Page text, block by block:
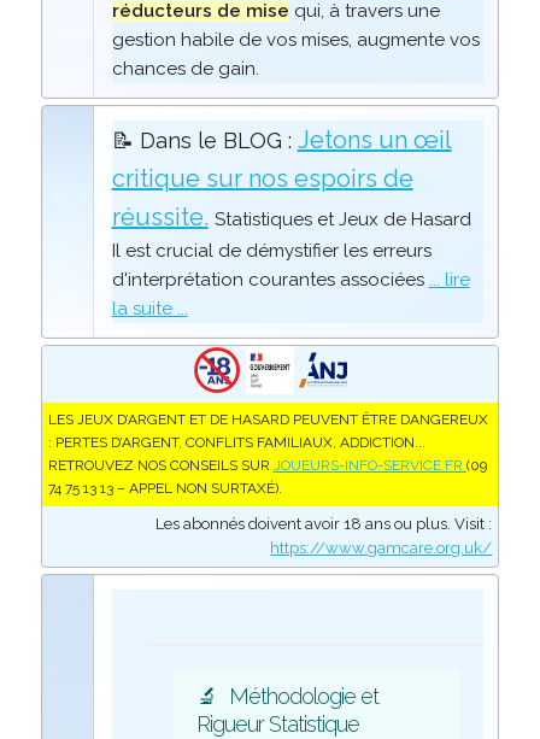
réducteurs de mise qui, à travers une
gestion habile de vos mises, augmente vos
chances de gain.
📝 Dans le BLOG : Jetons un œil
critique sur nos espoirs de
réussite. Statistiques et Jeux de Hasard
Il est crucial de démystifier les erreurs
d'interprétation courantes associées ... lire
la suite ...
LES JEUX D’ARGENT ET DE HASARD PEUVENT ÊTRE DANGEREUX
: PERTES D’ARGENT, CONFLITS FAMILIAUX, ADDICTION...
RETROUVEZ NOS CONSEILS SUR JOUEURS-INFO-SERVICE.FR (09
74 75 13 13 – APPEL NON SURTAXÉ).
Les abonnés doivent avoir 18 ans ou plus. Visit :
https://www.gamcare.org.uk/
🔬
Méthodologie et
Rigueur Statistique